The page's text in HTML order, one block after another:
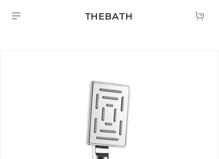
THEBATH